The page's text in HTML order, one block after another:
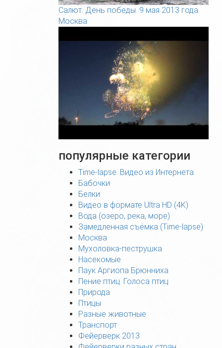
Салют. День победы. 9 мая 2013 года.
Москва
популярные категории
Time-lapse. Видео из Интернета
Бабочки
Белки
Видео в формате Ultra HD (4K)
Вода (озеро, река, море)
Замедленная съёмка (Time-lapse)
Москва
Мухоловка-пеструшка
Насекомые
Паук Аргиопа Брюнниха
Пение птиц. Голоса птиц
Природа
Птицы
Разные животные
Транспорт
Фейерверк 2013